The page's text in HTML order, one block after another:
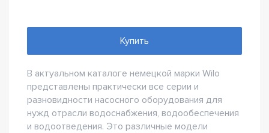
Купить
В актуальном каталоге немецкой марки Wilo
представлены практически все серии и
разновидности насосного оборудования для
нужд отрасли водоснабжения, водообеспечения
и водоотведения. Это различные модели